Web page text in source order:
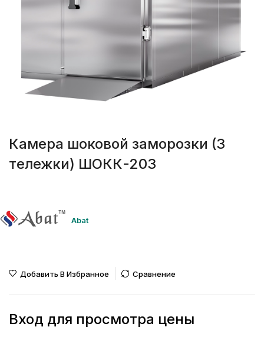
Камера шоковой заморозки (3
тележки) ШОКК-203
Abat
Добавить В Избранное Сравнение
Вход для просмотра цены